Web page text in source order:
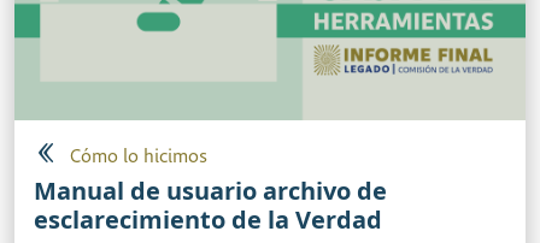
Cómo lo hicimos
Manual de usuario archivo de
esclarecimiento de la Verdad